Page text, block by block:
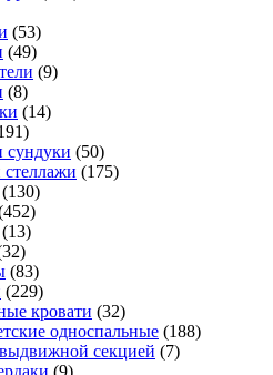
(53)
(49)
(9)
(8)
(14)
сундуки (50)
(175)
(130)
(13)
(83)
(229)
кровати (32)
односпальные (188)
секцией (7)